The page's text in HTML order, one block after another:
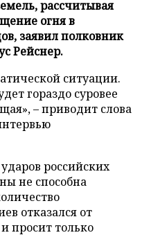
рассчитывая
огня в
заявил полковник
Рейснер.
ситуации.
гораздо суровее
– приводит слова
российских
не способна
отказался от
просит только